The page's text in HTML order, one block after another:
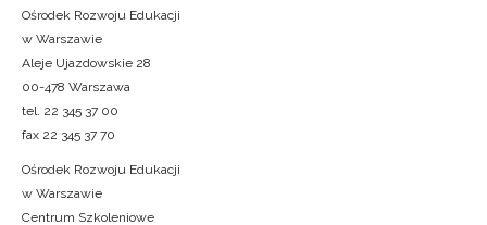
Ośrodek Rozwoju Edukacji
w Warszawie
Aleje Ujazdowskie 28
00-478 Warszawa
tel. 22 345 37 00
fax 22 345 37 70
Ośrodek Rozwoju Edukacji
w Warszawie
Centrum Szkoleniowe